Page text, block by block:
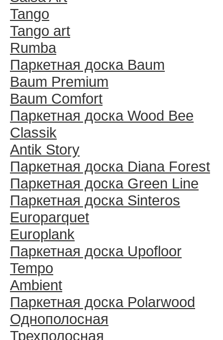
Tango
Tango art
Rumba
Паркетная доска Baum
Baum Premium
Baum Comfort
Паркетная доска Wood Bee
Classik
Antik Story
Паркетная доска Diana Forest
Паркетная доска Green Line
Паркетная доска Sinteros
Europarquet
Europlank
Паркетная доска Upofloor
Tempo
Ambient
Паркетная доска Polarwood
Однополосная
Трехполосная